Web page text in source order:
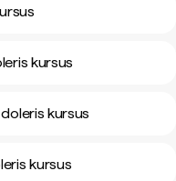
kursus
kursus
kursus